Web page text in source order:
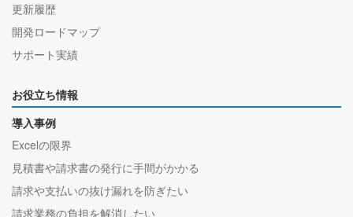
更新履歴
開発ロードマップ
サポート実績
お役立ち情報
導入事例
Excelの限界
見積書や請求書の発行に手間がかかる
請求や支払いの抜け漏れを防ぎたい
請求業務の負担を解消したい